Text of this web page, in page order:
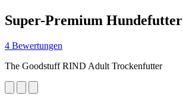
Super-Premium Hundefutter
4 Bewertungen
The Goodstuff RIND Adult Trockenfutter